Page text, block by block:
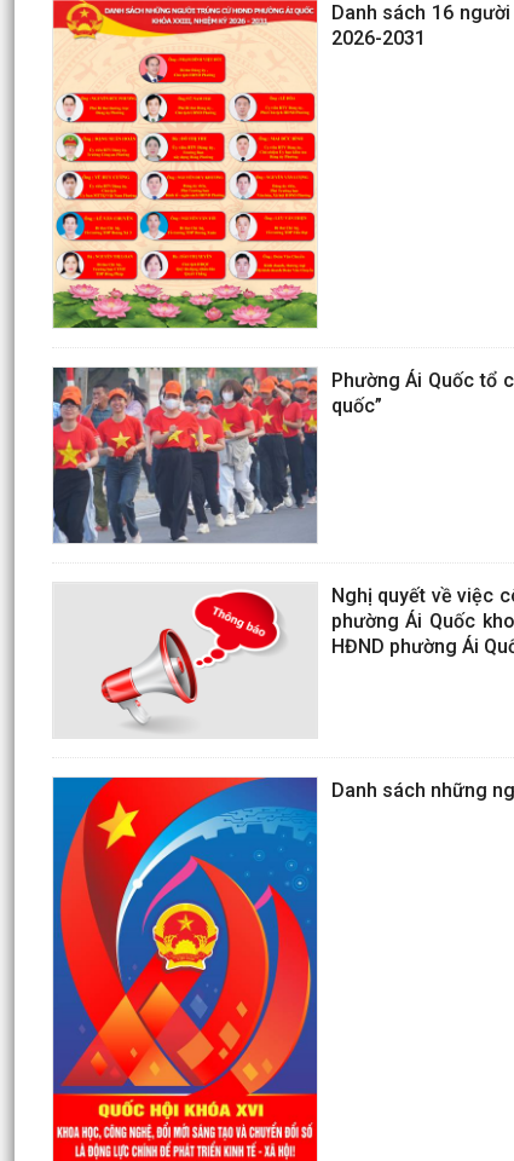
Danh sách 16
2026-2031
Phường Ái Quốc tổ
quốc”
Nghị quyết về việc
phường Ái Quốc
HĐND phường Ái
Danh sách những